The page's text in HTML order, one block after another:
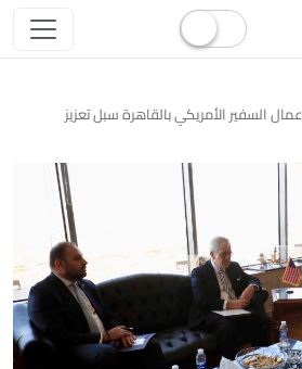
السفير الأمريكي بالقاهرة سبل تعزيز